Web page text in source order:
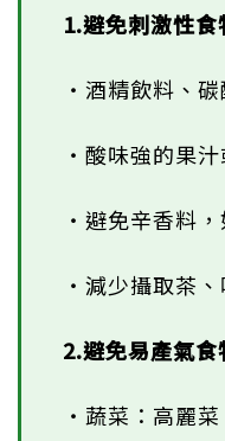
1.避免刺激性食
‧酒精飲料、
‧酸味強的果
‧避免辛香料
‧減少攝取茶
2.避免易產氣食
‧蔬菜：高麗